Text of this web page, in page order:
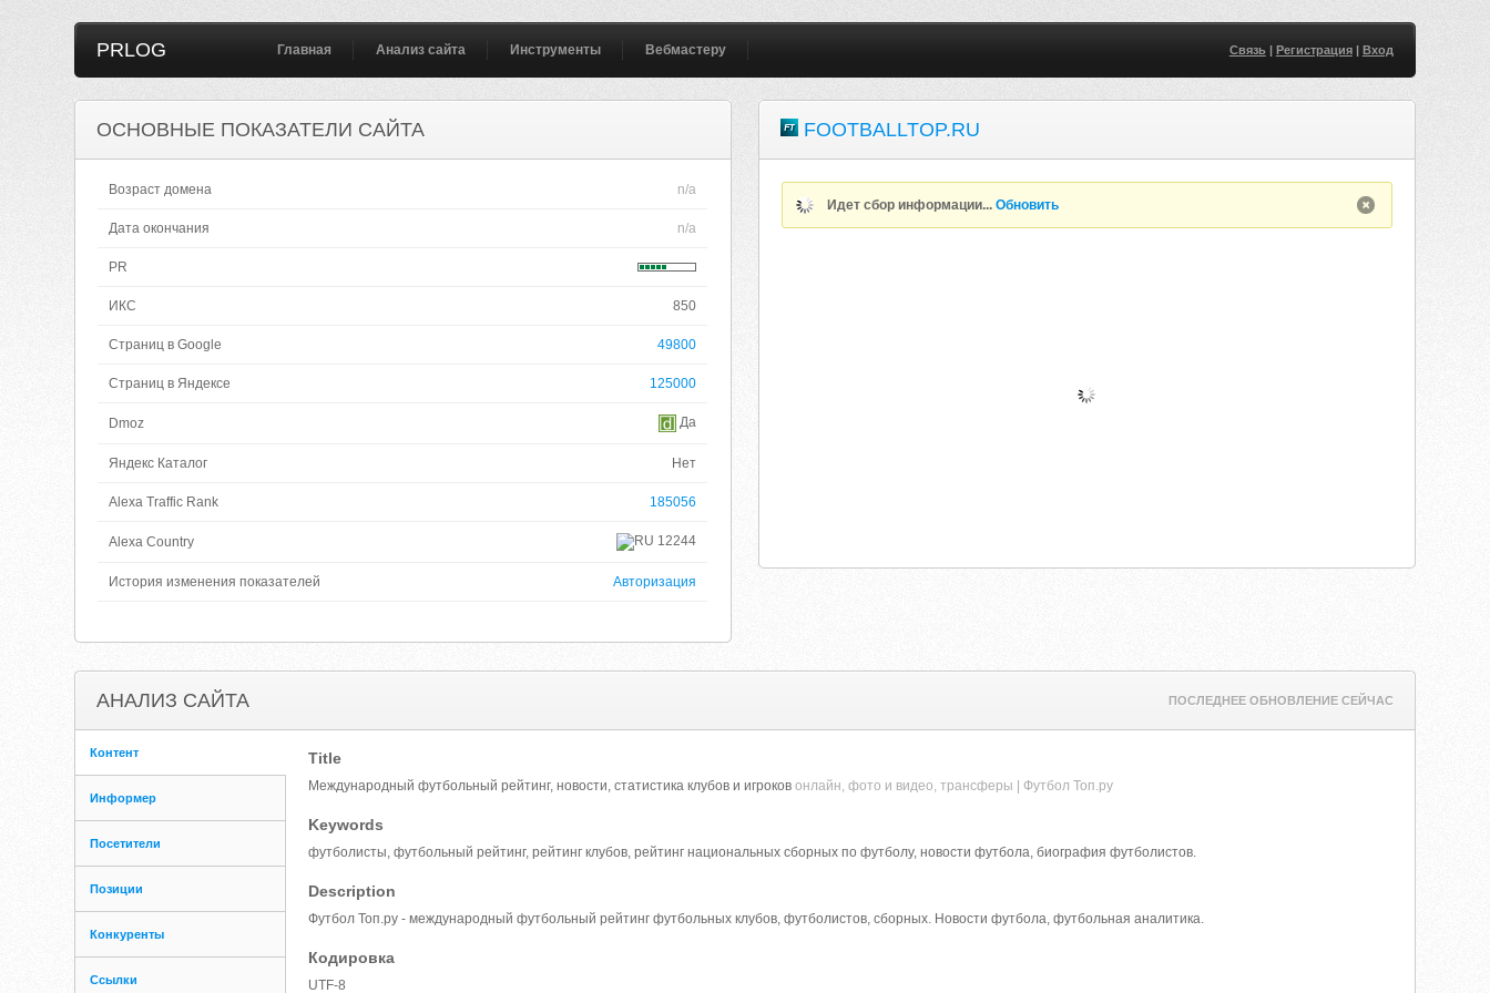
PRLOG Главная Анализ сайта Инструменты Вебмастеру Связь| Регистрация| Вход
ОСНОВНЫЕ ПОКАЗАТЕЛИ САЙТА
Возраст домена n/a
Дата окончания n/a
PR
ИКС 850
Страниц в Google 49800
Страниц в Яндексе 125000
Dmoz Да
Яндекс Каталог Нет
Alexa Traffic Rank 185056
Alexa Country 12244
История изменения показателей Авторизация
FOOTBALLTOP.RU
Идет сбор информации...Обновить
АНАЛИЗ САЙТА ПОСЛЕДНЕЕ ОБНОВЛЕНИЕ СЕЙЧАС
Контент
Информер
Посетители
Позиции
Конкуренты
Ссылки
Title
Международный футбольный рейтинг, новости, статистика клубов и игроков онлайн, фото и видео, трансферы | Футбол Топ.ру
Keywords
футболисты, футбольный рейтинг, рейтинг клубов, рейтинг национальных сборных по футболу, новости футбола, биография футболистов.
Description
Футбол Топ.ру - международный футбольный рейтинг футбольных клубов, футболистов, сборных. Новости футбола, футбольная аналитика.
Кодировка
UTF-8